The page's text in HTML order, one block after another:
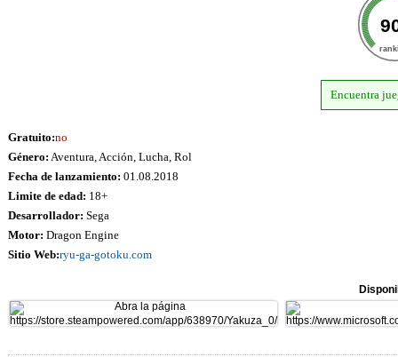
Encuentra
Gratuito:no
Género: Aventura, Acción, Lucha, Rol
Fecha de lanzamiento: 01.08.2018
Limite de edad: 18+
Desarrollador: Sega
Motor: Dragon Engine
Sitio Web:ryu-ga-gotoku.com